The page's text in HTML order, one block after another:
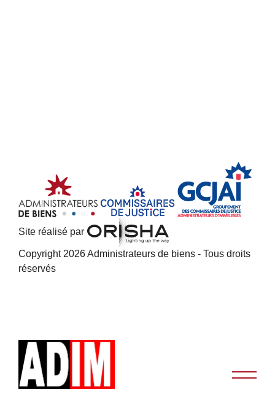
Site réalisé par
Copyright 2026 Administrateurs de biens - Tous droits
réservés